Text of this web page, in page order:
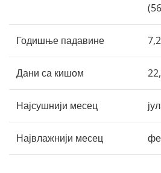
Годишње падавине
Дани са кишом
Најсушнији месец
Највлажнији месец